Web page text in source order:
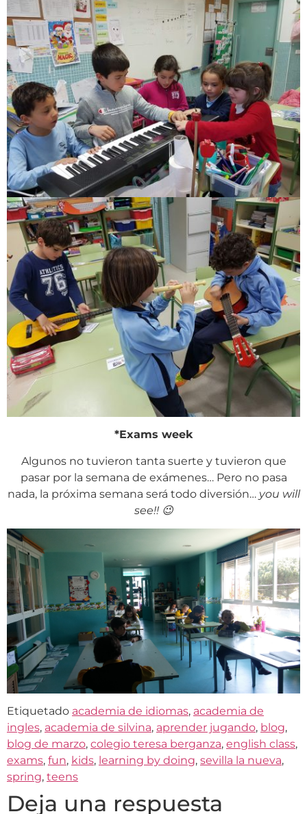
*Exams week
Algunos no tuvieron tanta suerte y tuvieron que
pasar por la semana de exámenes… Pero no pasa
nada, la próxima semana será todo diversión… you will
see!! 😉
Etiquetado academia de idiomas, academia de
ingles, academia de silvina, aprender jugando, blog,
blog de marzo, colegio teresa berganza, english class,
exams, fun, kids, learning by doing, sevilla la nueva,
spring, teens
Deja una respuesta